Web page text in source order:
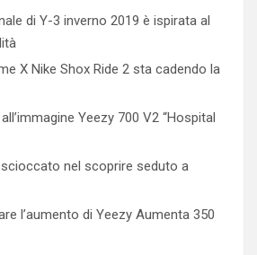
di Y-3 inverno 2019 è ispirata al
X Nike Shox Ride 2 sta cadendo la
Yeezy 700 V2 “Hospital
nel scoprire seduto a
l’aumento di Yeezy Aumenta 350